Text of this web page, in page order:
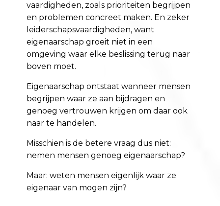
vaardigheden, zoals prioriteiten begrijpen
en problemen concreet maken. En zeker
leiderschapsvaardigheden, want
eigenaarschap groeit niet in een
omgeving waar elke beslissing terug naar
boven moet.
Eigenaarschap ontstaat wanneer mensen
begrijpen waar ze aan bijdragen en
genoeg vertrouwen krijgen om daar ook
naar te handelen.
Misschien is de betere vraag dus niet:
nemen mensen genoeg eigenaarschap?
Maar: weten mensen eigenlijk waar ze
eigenaar van mogen zijn?